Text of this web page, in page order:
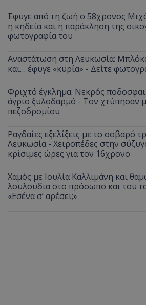
Έφυγε από τη ζωή ο 58χρονος
η κηδεία και η παράκληση της
φωτογραφία του
Αναστάτωση στη Λευκωσία:
και… έφυγε «κυρία» - Δείτε
Φριχτό έγκλημα: Νεκρός
άγριο ξυλοδαρμό - Τον χτύπησαν
πεζοδρομίου
Ραγδαίες εξελίξεις με το σοβαρό
Λευκωσία - Χειροπέδες στην
κρίσιμες ώρες για τον 16χρονο
Χαμός με Ιουλία Καλλιμάνη και
λουλούδια στο πρόσωπο και του
«Εσένα σ’ αρέσει;»